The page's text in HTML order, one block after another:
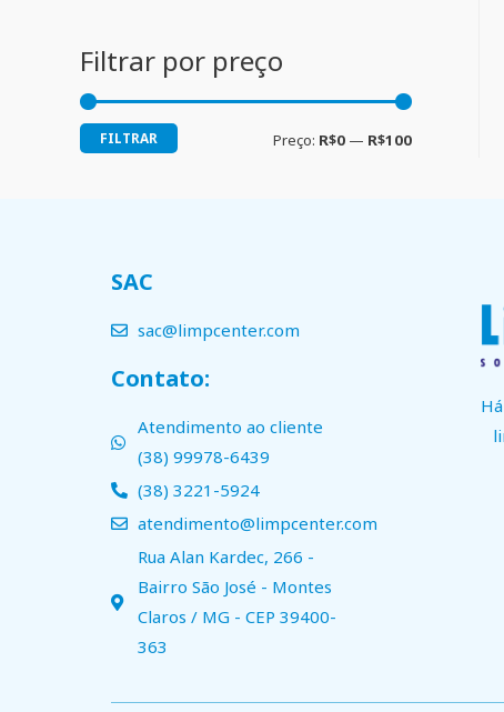
Filtrar por preço
FILTRAR Preço: R$0 — R$100
SAC
sac@limpcenter.com
Contato:
Atendimento ao cliente
(38) 99978-6439
(38) 3221-5924
atendimento@limpcenter.com
Rua Alan Kardec, 266 -
Bairro São José - Montes
Claros / MG - CEP 39400-
363